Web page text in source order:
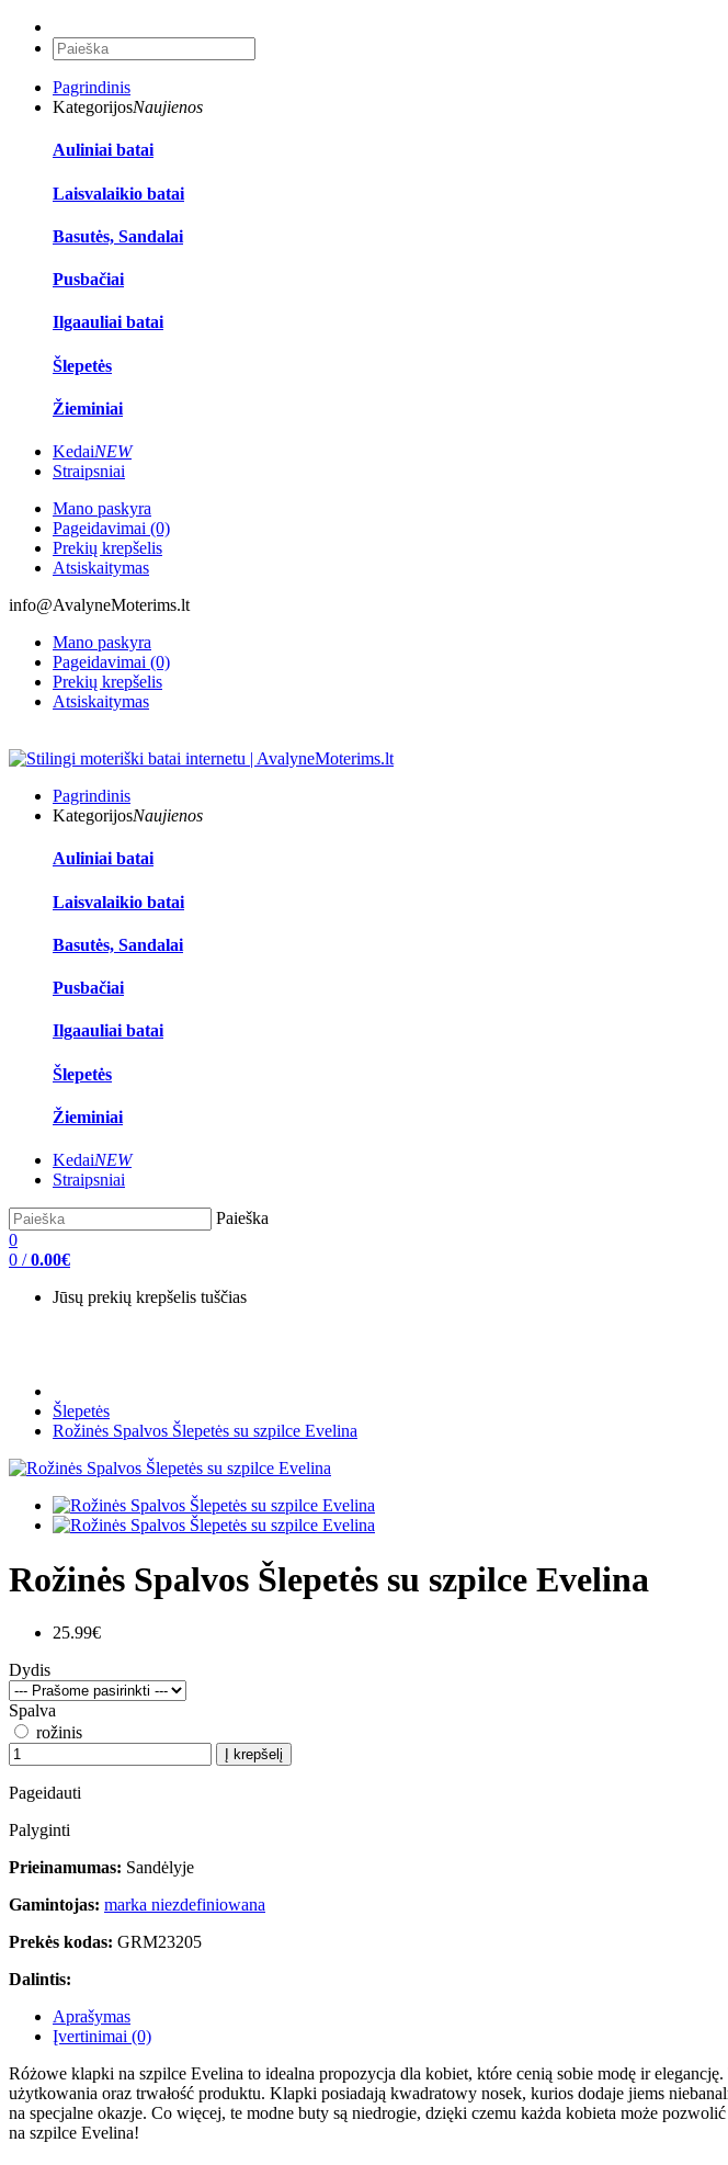
Pagrindinis
KategorijosNaujienos
Auliniai batai
Laisvalaikio batai
Basutės, Sandalai
Pusbačiai
Ilgaauliai batai
Šlepetės
Žieminiai
KedaiNEW
Straipsniai
Mano paskyra
Pageidavimai (0)
Prekių krepšelis
Atsiskaitymas
info@AvalyneMoterims.lt
Mano paskyra
Pageidavimai (0)
Prekių krepšelis
Atsiskaitymas
Pagrindinis
KategorijosNaujienos
Auliniai batai
Laisvalaikio batai
Basutės, Sandalai
Pusbačiai
Ilgaauliai batai
Šlepetės
Žieminiai
KedaiNEW
Straipsniai
Paieška
0
0 / 0.00€
Jūsų prekių krepšelis tuščias
Šlepetės
Rožinės Spalvos Šlepetės su szpilce Evelina
Rožinės Spalvos Šlepetės su szpilce Evelina
25.99€
Dydis
Spalva
rožinis
Į krepšelį
Pageidauti
Palyginti
Prieinamumas: Sandėlyje
Gamintojas: marka niezdefiniowana
Prekės kodas: GRM23205
Dalintis:
Aprašymas
Įvertinimai (0)
Różowe klapki na szpilce Evelina to idealna propozycja dla kobiet, które cenią sobie modę ir
użytkowania oraz trwałość produktu. Klapki posiadają kwadratowy nosek, kurios dodaje jiems
na specjalne okazje. Co więcej, te modne buty są niedrogie, dzięki czemu każda kobieta może
na szpilce Evelina!